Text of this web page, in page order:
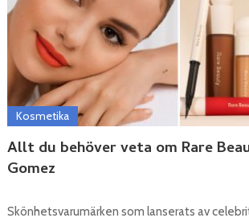
Allt du behöver veta om Rare
Gomez
Kosmetika
Skönhetsvarumärken som lanserats av